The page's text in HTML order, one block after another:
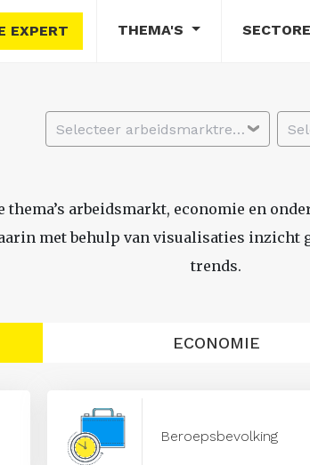
EXPERT THEMA'S
Selecteer arbeidsmarktregio
arbeidsmarkt, economie en
met behulp van visualisaties
trends.
ECONOMIE
Beroepsbevolking